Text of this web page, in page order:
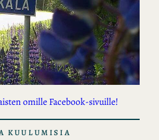
omille Facebook-sivuille!
KUULUMISIA